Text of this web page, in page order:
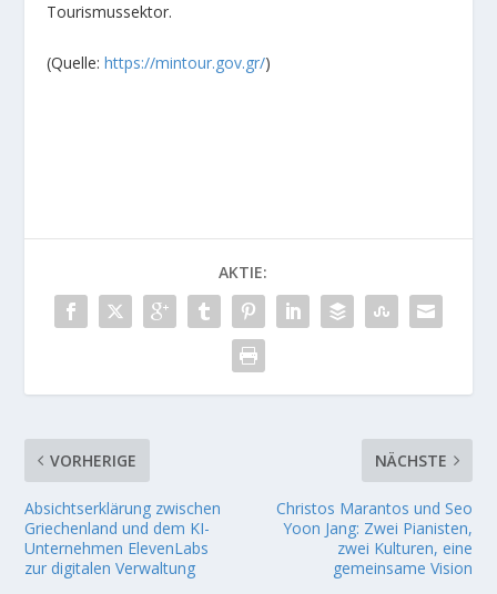
Tourismussektor.
(Quelle:https://mintour.gov.gr/)
AKTIE:
VORHERIGE
Absichtserklärung zwischen
Griechenland und dem KI-
Unternehmen ElevenLabs
zur digitalen Verwaltung
NÄCHSTE
Christos Marantos und Seo
Yoon Jang: Zwei Pianisten,
zwei Kulturen, eine
gemeinsame Vision